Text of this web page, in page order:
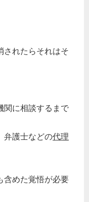
されたらそれはそ
関に相談するまで
弁護士などの代理
含めた覚悟が必要